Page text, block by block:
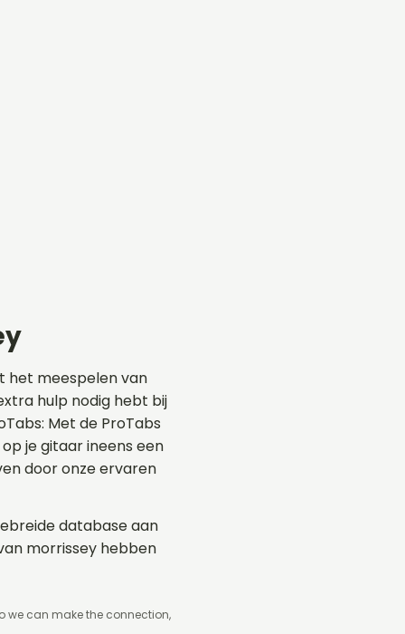
het meespelen van
hulp nodig hebt bij
Met de ProTabs
je gitaar ineens een
door onze ervaren
database aan
morrissey hebben
we can make the connection,